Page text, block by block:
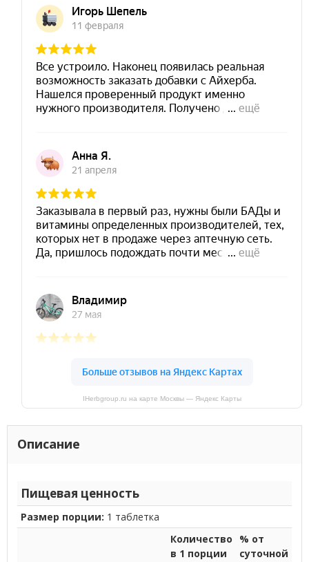
IHerbgroup.ru на карте Москвы — Яндекс Карты
Описание
Пищевая ценность
Размер порции: 1 таблетка
Количество
в 1 порции
% от
суточной